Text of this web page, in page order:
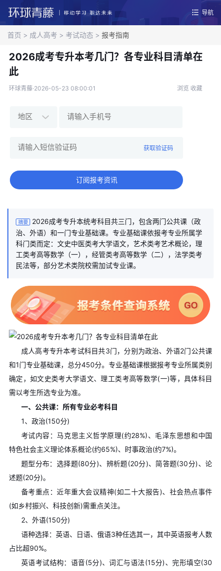
导航
首页 > 成人高考 > 考试动态 > 报考指南
2026成考专升本考几门？各专业科目清单在
此
环球青藤·2026-05-23 08:00:01 浏览 收藏
获取验证码
订阅报考资讯
摘要
2026成考专升本统考科目共三门，包含两门公共课（政
治、外语）和一门专业基础课。专业基础课依报考专业所属学
科门类而定：文史中医类考大学语文，艺术类考艺术概论，理
工类考高等数学（一），经管类考高等数学（二），法学类考
民法等，部分艺术类院校需加试专业课。
成人高考专升本考试科目共3门，分别为政治、外语2门公共课
和1门专业基础课，总分450分。专业基础课根据报考专业所属类别
确定，如文史类考大学语文、理工类考高等数学(一)等，具体科目
需以考生所选专业为准。
一、公共课：所有专业必考科目
1、政治(150分)
考试内容：马克思主义哲学原理(约28%)、毛泽东思想和中国
特色社会主义理论体系概论(约65%)、时事政治(约7%)。
题型分布：选择题(80分)、辨析题(20分)、简答题(30分)、论
述题(20分)。
备考重点：近年重大会议精神(如二十大报告)、社会热点事件
(如乡村振兴、科技创新)需重点关注。
2、外语(150分)
语种选择：英语、日语、俄语3种任选其一，其中英语报考人数
占比超90%。
英语考试结构：语音(5分)、词汇与语法(15分)、完形填空(30